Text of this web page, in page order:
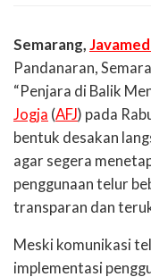
Semarang,
Pandanaran,
“Penjara di Balik
Jogja (AFJ) pada
bentuk desakan
agar segera
penggunaan telur
transparan dan
Meski komunikasi
implementasi